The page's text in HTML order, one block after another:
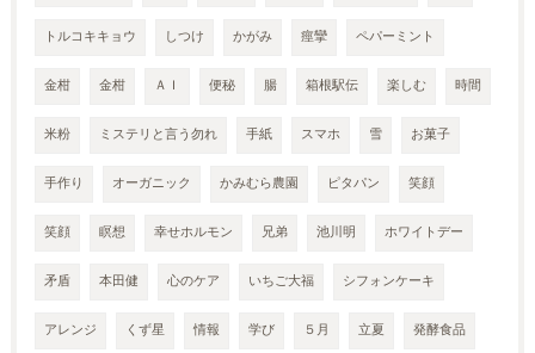
トルコキキョウ しつけ かがみ 痙攣 ペパーミント
金柑 金柑 ＡＩ 便秘 腸 箱根駅伝 楽しむ 時間
米粉 ミステリと言う勿れ 手紙 スマホ 雪 お菓子
手作り オーガニック かみむら農園 ピタパン 笑顔
笑顔 瞑想 幸せホルモン 兄弟 池川明 ホワイトデー
矛盾 本田健 心のケア いちご大福 シフォンケーキ
アレンジ くず星 情報 学び ５月 立夏 発酵食品